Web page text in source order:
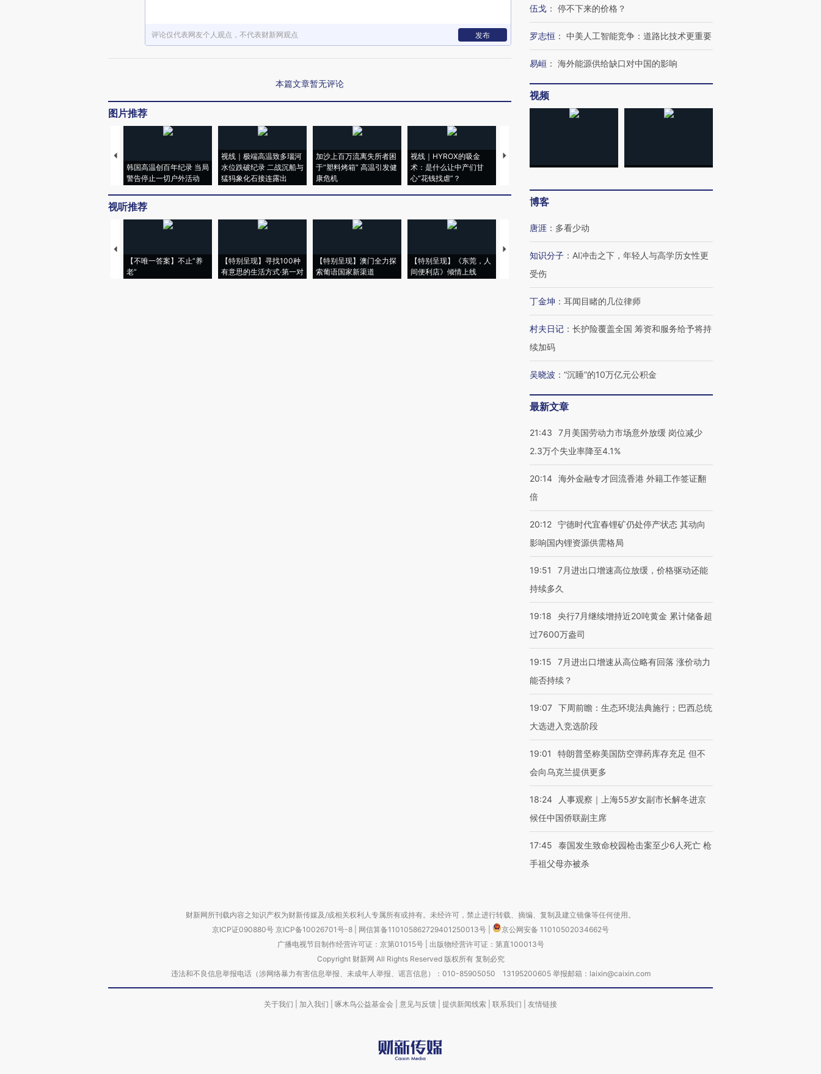
评论仅代表网友个人观点，不代表财新网观点 发布
本篇文章暂无评论
图片推荐
韩国高温创百年纪录 当局
警告停止一切户外活动
视线｜极端高温致多瑙河
水位跌破纪录 二战沉船与
猛犸象化石接连露出
加沙上百万流离失所者困
于“塑料烤箱” 高温引发健
康危机
视线｜HYROX的吸金
术：是什么让中产们甘
心“花钱找虐”？
马航飞行员跨国走私7万
粒摇头丸 尿检体内含3种
度Z世代 用街头抗争将教
机”？难民潮撕裂西班牙
视听推荐
【不唯一答案】不止“养
老”
【特别呈现】寻找100种
有意思的生活方式·第一对
【特别呈现】澳门全力探
索葡语国家新渠道
【特别呈现】《东莞，人
间便利店》倾情上线
【推广】走进第四届链博
会，让数智科技“链”接产
【特别呈现】寻找100种
【商旅对话】华住集团
CFO：不靠规模取胜，华
伍戈 ： 停不下来的价格？
罗志恒 ： 中美人工智能竞争：道路比技术更重要
易峘 ： 海外能源供给缺口对中国的影响
视频
博客
唐涯 ： 多看少动
知识分子 ： AI冲击之下，年轻人与高学历女性更
受伤
丁金坤 ： 耳闻目睹的几位律师
村夫日记 ： 长护险覆盖全国 筹资和服务给予将持
续加码
吴晓波 ： “沉睡”的10万亿元公积金
最新文章
21:43
7月美国劳动力市场意外放缓 岗位减少
2.3万个失业率降至4.1%
20:14 海外金融专才回流香港 外籍工作签证翻
倍
20:12 宁德时代宜春锂矿仍处停产状态 其动向
影响国内锂资源供需格局
19:51
7月进出口增速高位放缓，价格驱动还能
持续多久
19:18
央行7月继续增持近20吨黄金 累计储备超
过7600万盎司
19:15
7月进出口增速从高位略有回落 涨价动力
能否持续？
19:07 下周前瞻：生态环境法典施行；巴西总统
大选进入竞选阶段
19:01
特朗普坚称美国防空弹药库存充足 但不
会向乌克兰提供更多
18:24
人事观察｜上海55岁女副市长解冬进京
候任中国侨联副主席
17:45
泰国发生致命校园枪击案至少6人死亡 枪
手祖父母亦被杀
财新网所刊载内容之知识产权为财新传媒及/或相关权利人专属所有或持有。未经许可，禁止进行转载、摘编、复制及建立镜像等任何使用。
京ICP证090880号 京ICP备10026701号-8 网信算备110105862729401250013号
京公网安备 11010502034662号
广播电视节目制作经营许可证：京第01015号| 出版物经营许可证：第直100013号
Copyright 财新网 All Rights Reserved 版权所有 复制必究
违法和不良信息举报电话（涉网络暴力有害信息举报、未成年人举报、谣言信息）：010-85905050 13195200605 举报邮箱：laixin@caixin.com
关于我们 加入我们 啄木鸟公益基金会 意见与反馈 提供新闻线索 联系我们 友情链接